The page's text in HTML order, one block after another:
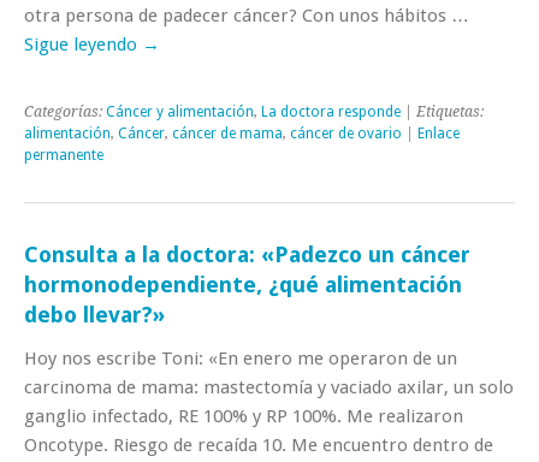
otra persona de padecer cáncer? Con unos hábitos …
Sigue leyendo →
Categorías: Cáncer y alimentación, La doctora responde | Etiquetas:
alimentación, Cáncer, cáncer de mama, cáncer de ovario
Enlace
permanente
Consulta a la doctora: «Padezco un cáncer
hormonodependiente, ¿qué alimentación
debo llevar?»
Hoy nos escribe Toni: «En enero me operaron de un
carcinoma de mama: mastectomía y vaciado axilar, un solo
ganglio infectado, RE 100% y RP 100%. Me realizaron
Oncotype. Riesgo de recaída 10. Me encuentro dentro de